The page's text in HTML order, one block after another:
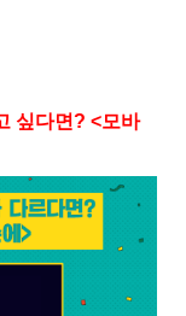
싶다면? <모바